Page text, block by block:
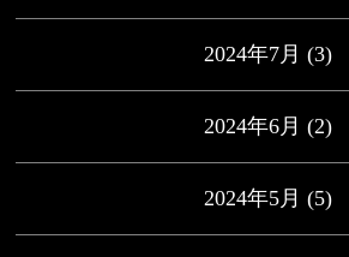
2024年7月 (3)
2024年6月 (2)
2024年5月 (5)